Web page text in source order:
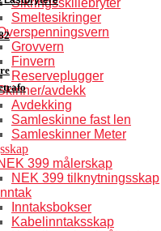
Sikringsskillebryter
Smeltesikringer
Grovvern
Finvern
Reserveplugger
avdekk
Avdekking
Samleskinne fast len
Samleskinner Meter
399 målerskap
NEK 399 tilknytningsskap
Inntaksbokser
Kabelinntaksskap